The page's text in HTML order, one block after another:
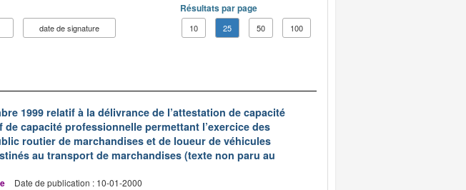
date de signature
Résultats par page
10 25 50 100
1999 relatif à la délivrance de l’attestation de capacité
capacité professionnelle permettant l’exercice des
routier de marchandises et de loueur de véhicules
au transport de marchandises (texte non paru au
Date de publication : 10-01-2000